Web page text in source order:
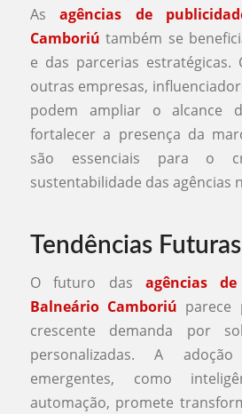
Asagências de
Camboriú também se
e das parcerias estratégicas.
outras empresas,
podem ampliar o alcance
fortalecer a presença da
são essenciais para o
sustentabilidade das agências
Tendências Futuras
O futuro das agências
Balneário Camboriú parece
crescente demanda por
personalizadas. A
emergentes, como
automação, promete